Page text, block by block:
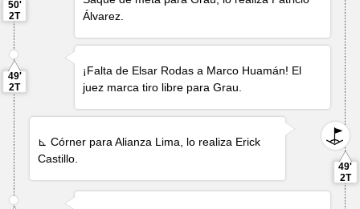
50'
2T
Álvarez
49'
2T
¡Falta de Elsar Rodas a Marco Huamán! El
juez marca tiro libre para Grau.
⊾ Córner para Alianza Lima, lo realiza Erick
Castillo
49'
2T